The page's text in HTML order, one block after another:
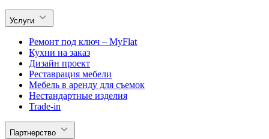
Услуги
Ремонт под ключ – MyFlat
Кухни на заказ
Дизайн проект
Реставрация мебели
Мебель в аренду для съемок
Нестандартные изделия
Trade-in
Партнерство